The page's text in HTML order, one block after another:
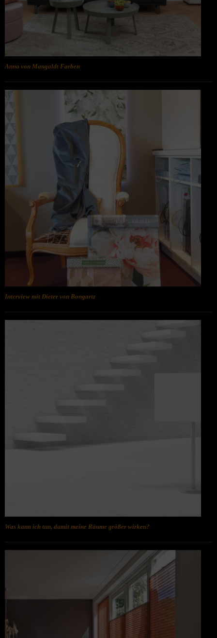
Anna von Mangoldt Farben
Interview mit Dieter von Bongartz
Was kann ich tun, damit meine Räume größer wirken?